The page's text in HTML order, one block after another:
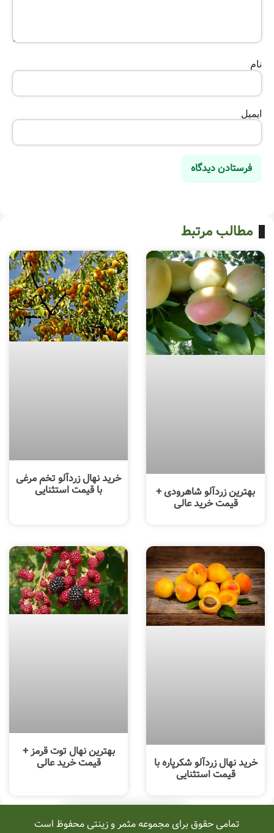
نام
ایمیل
خرید محصول
مطالب مرتبط
بهترین زردآلو شاهرودی +
قیمت خرید عالی
خرید نهال زردآلو تخم مرغی
با قیمت استثنایی
خرید نهال زردآلو شکرپاره با
قیمت استثنایی
بهترین نهال توت قرمز +
قیمت خرید عالی
تمامی حقوق برای مجموعه مثمر و زینتی محفوظ است